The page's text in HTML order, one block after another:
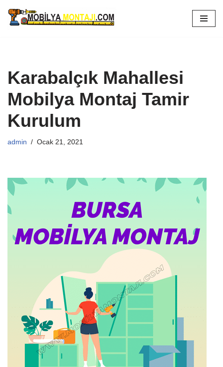
İçeriğe
Karabalçık Mahallesi
Mobilya Montaj Tamir
Kurulum
admin Ocak 21, 2021